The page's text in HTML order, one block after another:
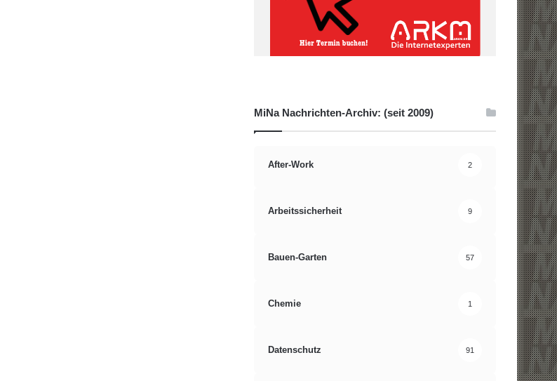
MiNa Nachrichten-Archiv: (seit 2009)
After-Work 2
Arbeitssicherheit 9
Bauen-Garten 57
Chemie 1
Datenschutz 91